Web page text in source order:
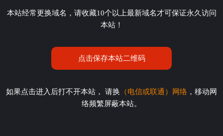
本站经常更换域名，请收藏10个以上最新域名才可保证永久访问
本站！
点击保存本站二维码
如果点击进入后打不开本站， 请换 （电信或联通）网络 ，移动网
络频繁屏蔽本站。